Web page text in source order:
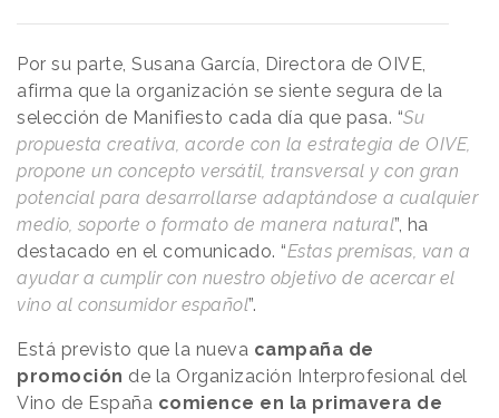
Por su parte, Susana García, Directora de OIVE,
afirma que la organización se siente segura de la
selección de Manifiesto cada día que pasa. “Su
propuesta creativa, acorde con la estrategia de OIVE,
propone un concepto versátil, transversal y con gran
potencial para desarrollarse adaptándose a cualquier
medio, soporte o formato de manera natural”, ha
destacado en el comunicado. “Estas premisas, van a
ayudar a cumplir con nuestro objetivo de acercar el
vino al consumidor español”.
Está previsto que la nueva campaña de
promoción de la Organización Interprofesional del
Vino de España comience en la primavera de